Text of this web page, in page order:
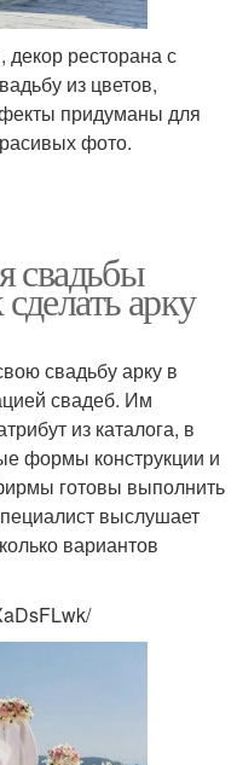
декор ресторана с
из цветов,
придуманы для
фото.
свадьбы
арку
свадьбу арку в
свадеб. Им
из каталога, в
формы конструкции и
готовы выполнить
выслушает
вариантов